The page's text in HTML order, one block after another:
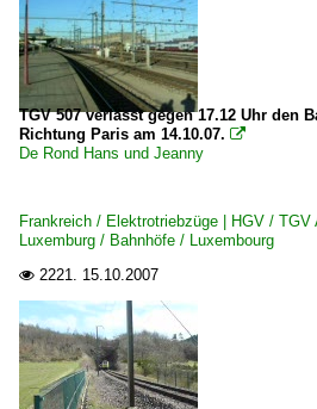
TGV 507 verlässt gegen 17.12 Uhr den
Richtung Paris am 14.10.07. 
De Rond Hans und Jeanny
Frankreich / Elektrotriebzüge | HGV /
Luxemburg / Bahnhöfe / Luxembourg
 2221. 15.10.2007